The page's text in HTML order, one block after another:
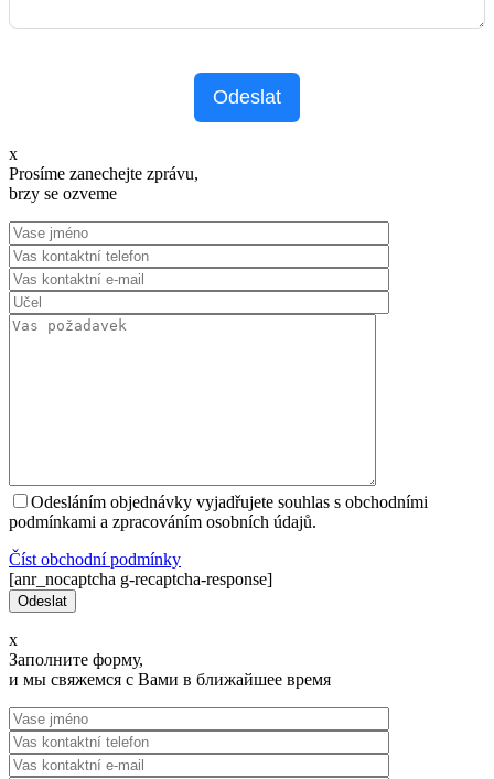
Odeslat
x
Prosíme zanechejte zprávu,
brzy se ozveme
Odesláním objednávky vyjadřujete souhlas s obchodními
podmínkami a zpracováním osobních údajů.
Číst оbchodní podmínky
[anr_nocaptcha g-recaptcha-response]
x
Заполните форму,
и мы свяжемся с Вами в ближайшее время